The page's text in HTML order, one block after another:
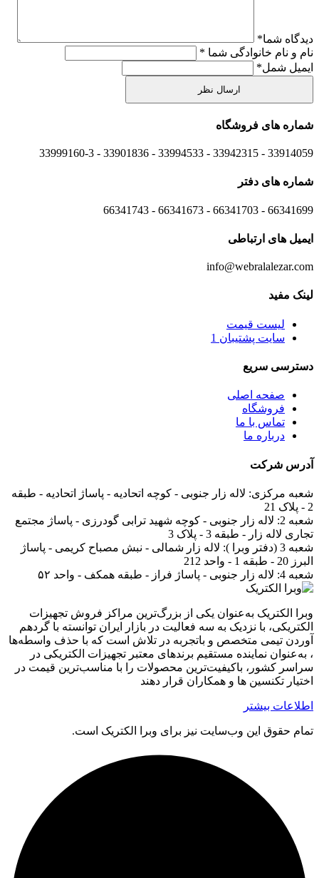
دیدگاه شما*
نام و نام خانوادگی شما *
ایمیل شمل*
شماره های فروشگاه
33914059 - 33942315 - 33994533 - 33901836 - 33999160-3 ​
شماره های دفتر
66341699 - 66341703 - 66341673 - 66341743
ایمیل های ارتباطی
info@webralalezar.com
لینک مفید
لیست قیمت
سایت پشتیبان 1
دسترسی سریع
صفحه اصلی
فروشگاه
تماس با ما
درباره ما
آدرس شرکت
شعبه مرکزی: لاله زار جنوبی - کوچه اتحادیه - پاساژ اتحادیه - طبقه
2 - پلاک 21
شعبه 2:
لاله زار جنوبی - کوچه شهید ترابی گودرزی - پاساژ مجتمع
تجاری لاله زار - طبقه 3 - پلاک 3
شعبه 3 (دفتر وبرا ):
لاله زار شمالی - نبش مصباح کریمی - پاساژ
البرز 20 - طبقه 1 - واحد 212
شعبه 4:
لاله زار جنوبی - پاساژ فراز - طبقه همکف - واحد ۵۲
وبرا الکتریک به‌عنوان یکی از بزرگ‌ترین مراکز فروش تجهیزات
الکتریکی، با نزدیک به سه فعالیت در بازار ایران توانسته با گردهم‌
آوردن تیمی متخصص و باتجربه در تلاش است که با حذف واسطه‌ها
، به‌عنوان نماینده مستقیم برندهای معتبر تجهیزات الکتریکی در
سراسر کشور، باکیفیت‌ترین محصولات را با مناسب‌ترین قیمت در
اختیار تکنسین ها و همکاران قرار دهند
اطلاعات بیشتر
تمام حقوق اين وب‌سايت نیز برای وبرا الکتریک است.